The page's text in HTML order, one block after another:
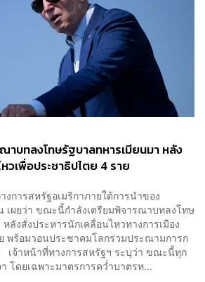
บทลงโทษรัฐบาลทหารเมียนมา หลัง
วเพื่อประชาธิปไตย 4 ราย
การสหรัฐอเมริกาภายใต้การนำของ
เผยว่า ขณะนี้กำลังเตรียมพิจารณาบทลงโทษ
ลังสั่งประหารนักเคลื่อนไหวทางการเมือง
พร้อมวอนประชาคมโลกร่วมประณามการก
เจ้าหน้าที่ทางการสหรัฐฯ ระบุว่า ขณะนี้ทุก
โดยเฉพาะมาตรการคว่ำบาตรท...